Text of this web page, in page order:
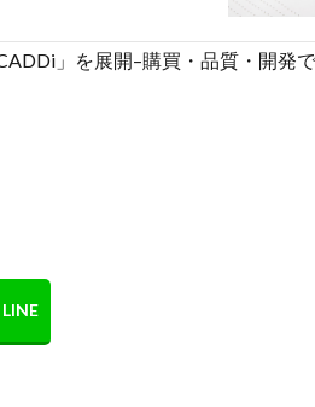
」を展開–購買・品質・開発